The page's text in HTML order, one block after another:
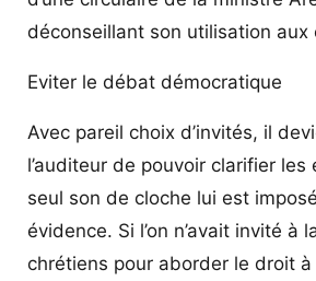
déconseillant son utilisation aux
Eviter le débat démocratique
Avec pareil choix d’invités, il
l’auditeur de pouvoir clarifier les
seul son de cloche lui est
évidence. Si l’on n’avait invité à
chrétiens pour aborder le droit à